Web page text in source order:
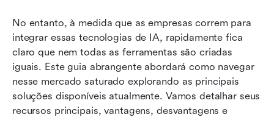
No entanto, à medida que as empresas correm para
integrar essas tecnologias de IA, rapidamente fica
claro que nem todas as ferramentas são criadas
iguais. Este guia abrangente abordará como navegar
nesse mercado saturado explorando as principais
soluções disponíveis atualmente. Vamos detalhar seus
recursos principais, vantagens, desvantagens e
de Enterprise em IA?
Como escolher uma solução de Enterprise em
IA
Considerações finais sobre soluções de
Enterprise em IA